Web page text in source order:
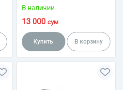
В наличии
13 000 сум
Купить В корзину